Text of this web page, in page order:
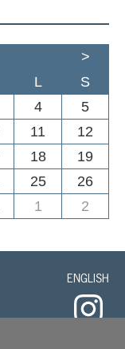
>
L
S
4
5
11
12
18
19
25
26
1 2
ENGLISH